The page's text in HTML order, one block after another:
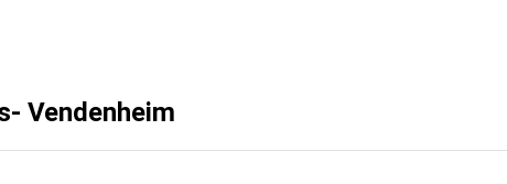
Vendenheim